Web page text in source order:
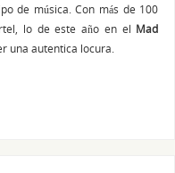
de música. Con más de 100
lo de este año en el Mad
una autentica locura.